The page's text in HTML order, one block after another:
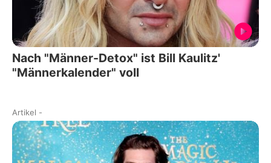
Nach "Männer-Detox" ist Bill Kaulitz'
"Männerkalender" voll
Artikel -